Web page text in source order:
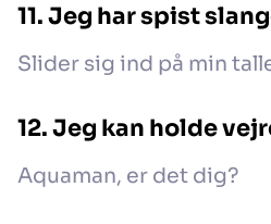
11. Jeg har spist
Slider sig ind på min
12. Jeg kan holde
Aquaman, er det dig?